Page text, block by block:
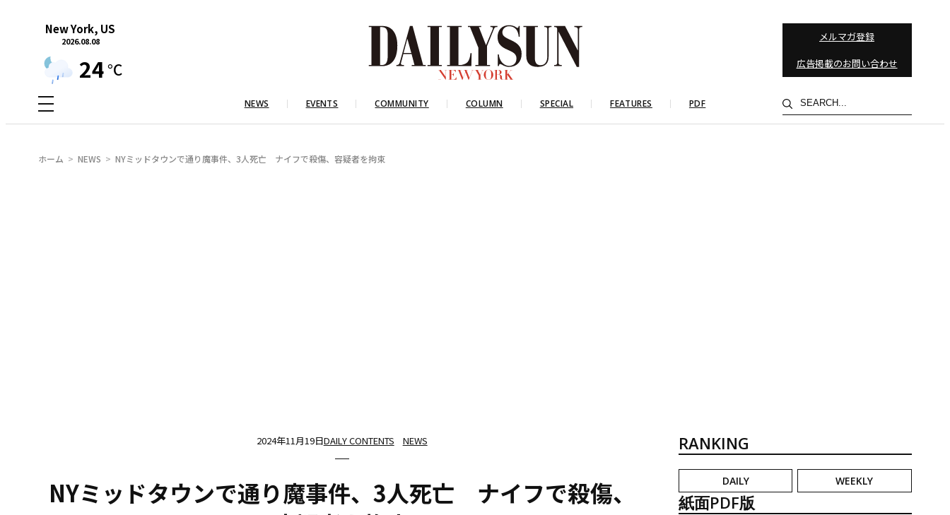
New York, US
2026.08.08
24°C
メルマガ登録
広告掲載のお問い合わせ
NEWS EVENTS COMMUNITY COLUMN SPECIAL FEATURES PDF
検
索
ホーム NEWS NYミッドタウンで通り魔事件、3人死亡 ナイフで殺傷、容疑者を拘束
2024年11月19日DAILY CONTENTS NEWS
NYミッドタウンで通り魔事件、3人死亡 ナイフで殺傷、
RANKING
DAILY WEEKLY
紙面PDF版